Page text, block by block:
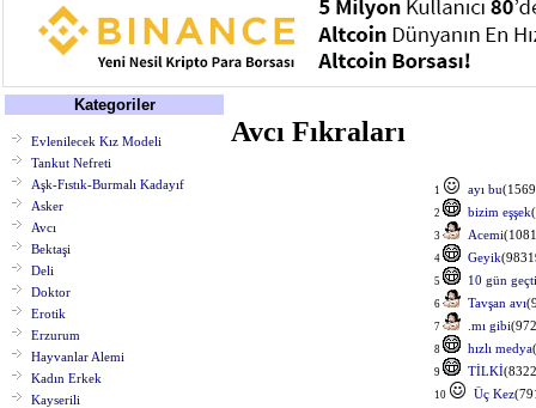
Kategoriler
Evlenilecek Kız Modeli
Tankut Nefreti
Aşk-Fıstık-Burmalı Kadayıf
Asker
Avcı
Bektaşi
Deli
Doktor
Erotik
Erzurum
Hayvanlar Alemi
Kadın Erkek
Kayserili
Avcı Fıkraları
1 ayı bu
2 bizim eşşek
3 Acemi
4 Geyik
5 10 gün geçti
6 Tavşan avı
7 .mı gibi
8 hızlı medya
9 TİLKİ
10 Üç Kez